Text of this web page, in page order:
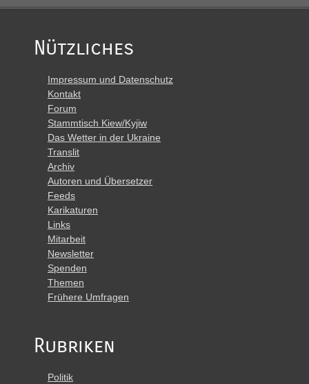
Nützliches
Impressum und Datenschutz
Kontakt
Forum
Stammtisch Kiew/Kyjiw
Das Wetter in der Ukraine
Translit
Archiv
Autoren und Übersetzer
Feeds
Karikaturen
Links
Mitarbeit
Newsletter
Spenden
Themen
Frühere Umfragen
Rubriken
Politik